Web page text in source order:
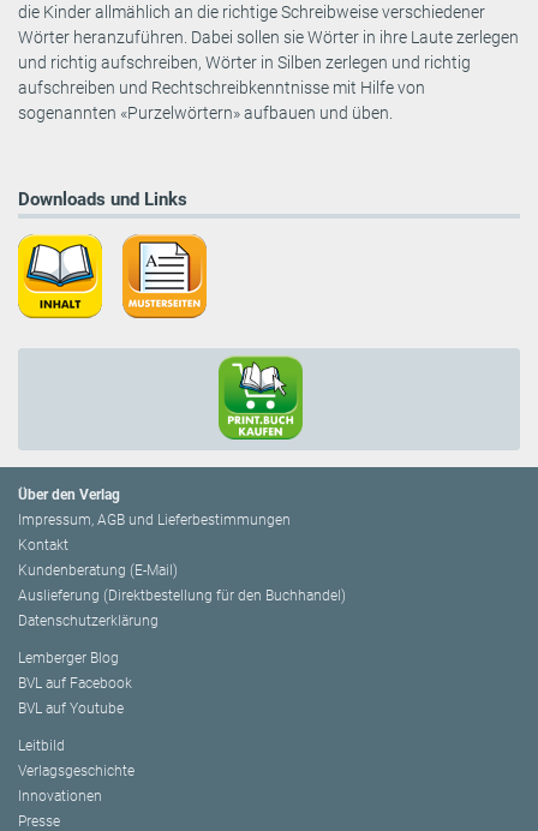
die Kinder allmählich an die richtige Schreibweise verschiedener
Wörter heranzuführen. Dabei sollen sie Wörter in ihre Laute zerlegen
und richtig aufschreiben, Wörter in Silben zerlegen und richtig
aufschreiben und Rechtschreibkenntnisse mit Hilfe von
sogenannten «Purzelwörtern» aufbauen und üben.
Downloads und Links
Über den Verlag
Impressum, AGB und Lieferbestimmungen
Kontakt
Kundenberatung (E-Mail)
Auslieferung (Direktbestellung für den Buchhandel)
Datenschutzerklärung
Lemberger Blog
BVL auf Facebook
BVL auf Youtube
Leitbild
Verlagsgeschichte
Innovationen
Presse